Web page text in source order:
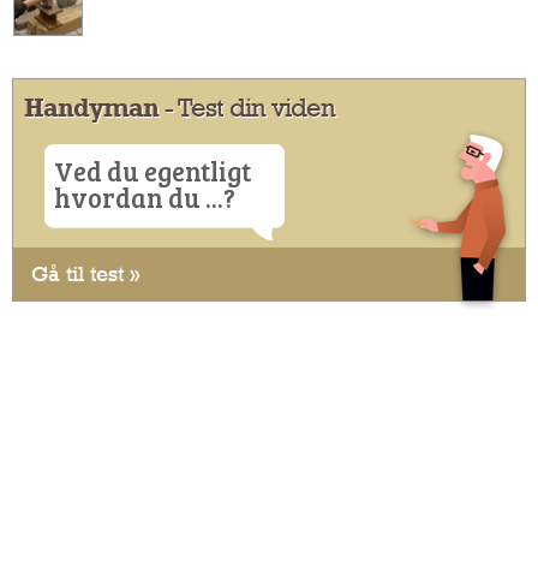
Handyman- Test din viden
Ved du egentligt
hvordan du ...?
Gå til test »